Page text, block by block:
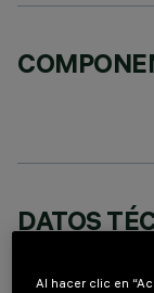
DATOS
Al hacer clic en